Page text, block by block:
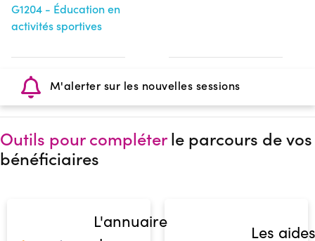
G1204 - Éducation en
activités sportives
M'alerter sur les nouvelles sessions
Outils pour compléterle parcours de vos
bénéficiaires
L'annuaire
Les aides